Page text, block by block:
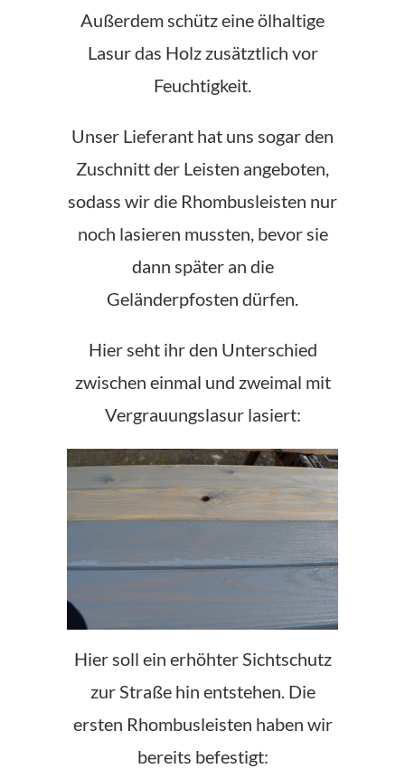
Außerdem schütz eine ölhaltige
Lasur das Holz zusätztlich vor
Feuchtigkeit.
Unser Lieferant hat uns sogar den
Zuschnitt der Leisten angeboten,
sodass wir die Rhombusleisten nur
noch lasieren mussten, bevor sie
dann später an die
Geländerpfosten dürfen.
Hier seht ihr den Unterschied
zwischen einmal und zweimal mit
Vergrauungslasur lasiert:
Hier soll ein erhöhter Sichtschutz
zur Straße hin entstehen. Die
ersten Rhombusleisten haben wir
bereits befestigt: